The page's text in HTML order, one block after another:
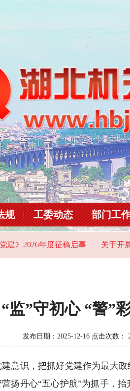
规 工委动态 部门工
年度征稿启事 关于开展全省机
“监”守初心 “警”
发布日期：2025-12-16 点击次数：
识，把抓好党建作为最大政
扬丹心“五心护航”为抓手，